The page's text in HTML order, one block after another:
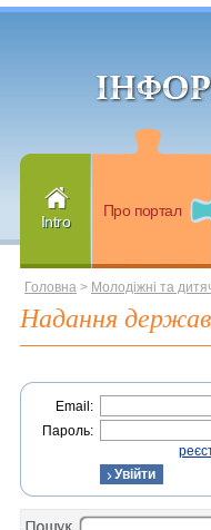
Intro
Про портал
Головна > Молодіжні та
Надання
Email:
Пароль: